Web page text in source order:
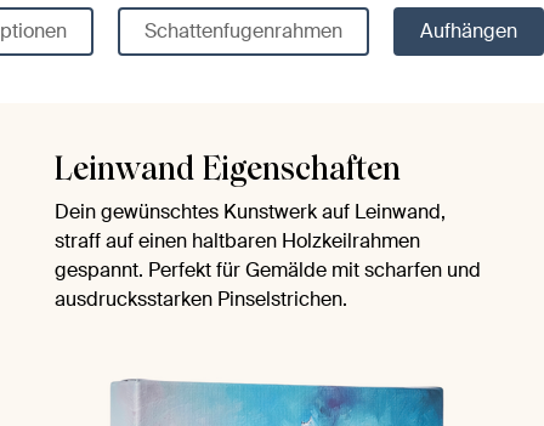
Schattenfugenrahmen Aufhängen
Leinwand Eigenschaften
Dein gewünschtes Kunstwerk auf Leinwand,
straff auf einen haltbaren Holzkeilrahmen
gespannt. Perfekt für Gemälde mit scharfen und
ausdrucksstarken Pinselstrichen.